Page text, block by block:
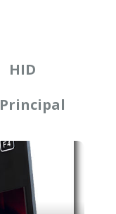
HID
Principal